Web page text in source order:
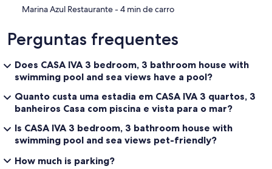
‪Marina Azul Restaurante - ‬4 min de carro
Perguntas frequentes
Does CASA IVA 3 bedroom, 3 bathroom house with
swimming pool and sea views have a pool?
Quanto custa uma estadia em CASA IVA 3 quartos, 3
banheiros Casa com piscina e vista para o mar?
Is CASA IVA 3 bedroom, 3 bathroom house with
swimming pool and sea views pet-friendly?
How much is parking?